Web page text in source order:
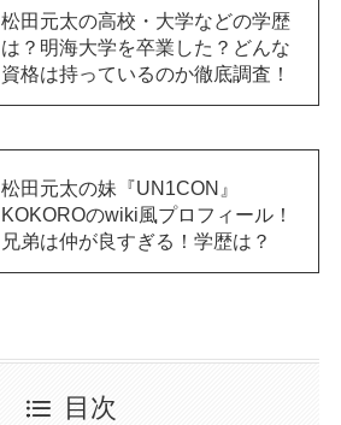
松田元太の高校・大学などの学歴
は？明海大学を卒業した？どんな
資格は持っているのか徹底調査！
松田元太の妹『UN1CON』
KOKOROのwiki風プロフィール！
兄弟は仲が良すぎる！学歴は？
目次